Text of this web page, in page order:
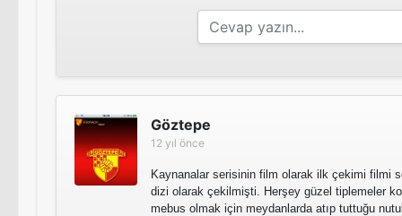
Göztepe
12 yıl önce
Kaynanalar serisinin film olarak ilk çekimi filmi
dizi olarak çekilmişti. Herşey güzel tiplemeler
mebus olmak için meydanlarda atıp tuttuğu